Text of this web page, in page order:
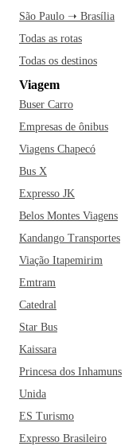
São Paulo ➝ Brasília
Todas as rotas
Todas os destinos
Viagem
Buser Carro
Empresas de ônibus
Viagens Chapecó
Bus X
Expresso JK
Belos Montes Viagens
Kandango Transportes
Viação Itapemirim
Emtram
Catedral
Star Bus
Kaissara
Princesa dos Inhamuns
Unida
ES Turismo
Expresso Brasileiro